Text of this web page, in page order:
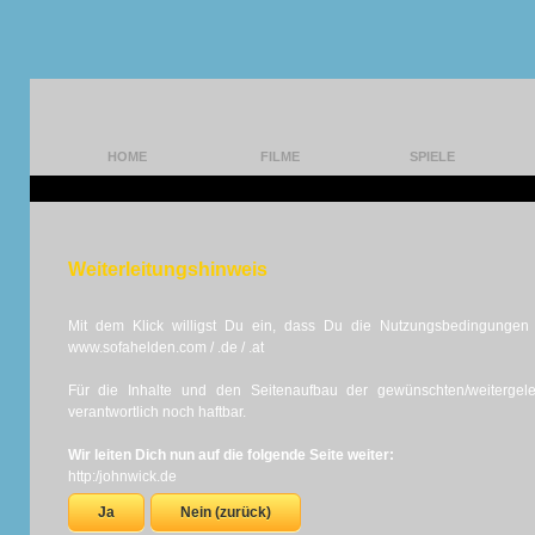
HOME FILME SPIELE
Weiterleitungshinweis
Mit dem Klick willigst Du ein, dass Du die
www.sofahelden.com / .de / .at
Für die Inhalte und den Seitenaufbau der gewünschten/
verantwortlich noch haftbar.
Wir leiten Dich nun auf die folgende Seite weiter:
http:/johnwick.de
Ja Nein (zurück)